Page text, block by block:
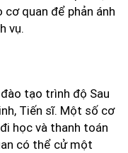
quan để phản ánh
vụ.
tạo trình độ Sau
Tiến sĩ. Một số cơ
học và thanh toán
có thể cử một